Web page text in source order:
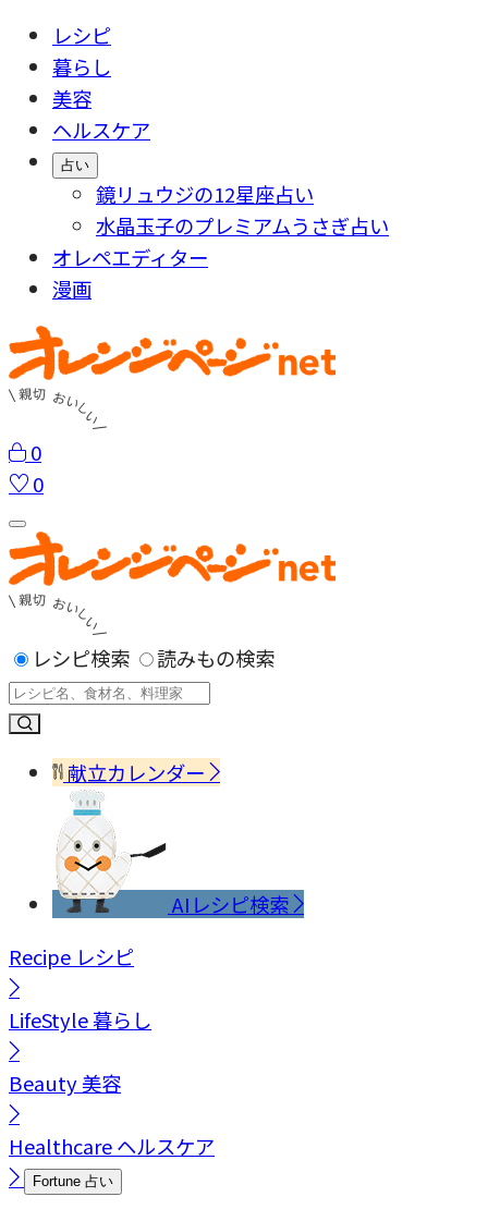
レシピ
暮らし
美容
ヘルスケア
占い
鏡リュウジの12星座占い
水晶玉子のプレミアムうさぎ占い
オレペエディター
漫画
0
0
レシピ検索 読みもの検索
献立カレンダー
AIレシピ検索
Recipe レシピ
LifeStyle暮らし
Beauty美容
Healthcareヘルスケア
Fortune 占い